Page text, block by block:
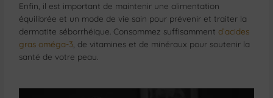
Enfin, il est important de maintenir une alimentation
équilibrée et un mode de vie sain pour prévenir et traiter la
dermatite séborrhéique. Consommez suffisamment d’acides
gras oméga-3, de vitamines et de minéraux pour soutenir la
santé de votre peau.